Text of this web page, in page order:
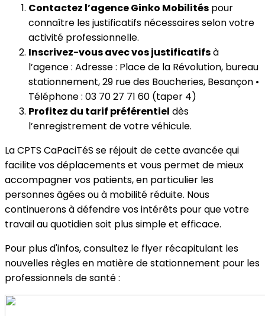
Contactez l’agence Ginko Mobilités pour
connaître les justificatifs nécessaires selon votre
activité professionnelle.
Inscrivez-vous avec vos justificatifsà
l’agence : Adresse : Place de la Révolution, bureau
stationnement, 29 rue des Boucheries, Besançon •
Téléphone : 03 70 27 71 60 (taper 4)
Profitez du tarif préférentiel dès
l’enregistrement de votre véhicule.
La CPTS CaPaciTéS se réjouit de cette avancée qui
facilite vos déplacements et vous permet de mieux
accompagner vos patients, en particulier les
personnes âgées ou à mobilité réduite. Nous
continuerons à défendre vos intérêts pour que votre
travail au quotidien soit plus simple et efficace.
Pour plus d'infos, consultez le flyer récapitulant les
nouvelles règles en matière de stationnement pour les
professionnels de santé :